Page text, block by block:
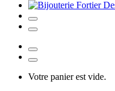
Votre panier est vide.